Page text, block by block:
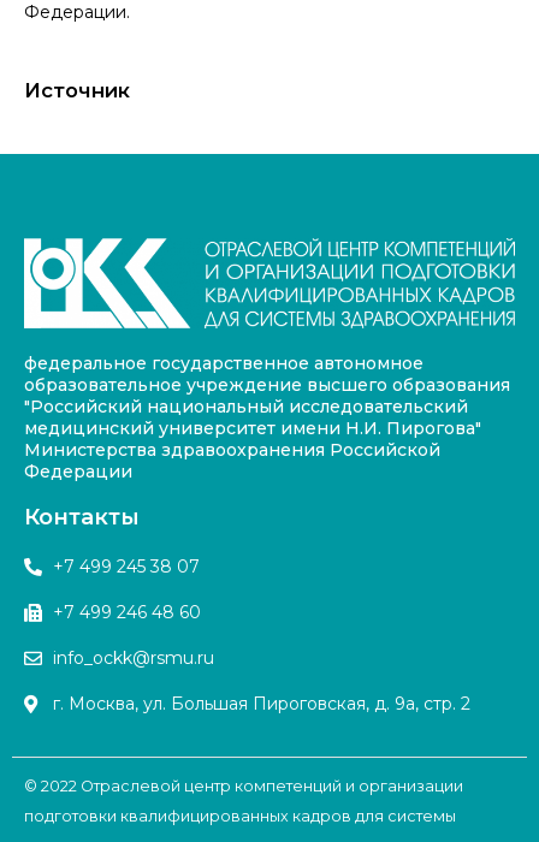
Федерации.
Источник
федеральное государственное автономное
образовательное учреждение высшего образования
"Российский национальный исследовательский
медицинский университет имени Н.И. Пирогова"
Министерства здравоохранения Российской
Федерации
Контакты
+7 499 245 38 07
+7 499 246 48 60
info_ockk@rsmu.ru
г. Москва, ул. Большая Пироговская, д. 9а, стр. 2
© 2022 Отраслевой центр компетенций и организации
подготовки квалифицированных кадров для системы